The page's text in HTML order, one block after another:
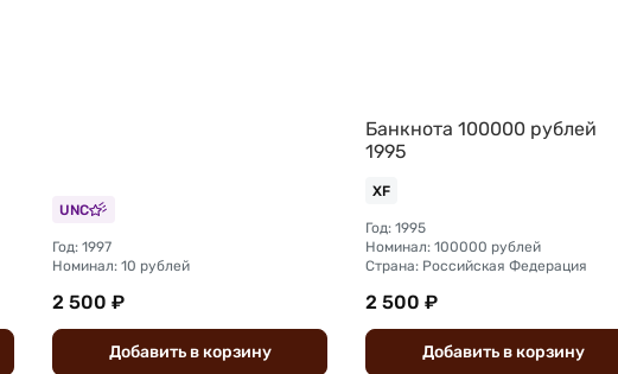
UNC
Год: 1997
Номинал: 10 рублей
2 500 ₽
Добавить вкорзину
Банкнота 100000 рублей
1995
XF
Год: 1995
Номинал: 100000 рублей
Страна: Российская Федерация
2 500 ₽
Добавить вкорзину